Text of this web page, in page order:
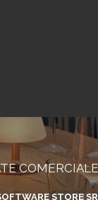
COMERCIALE
STORE